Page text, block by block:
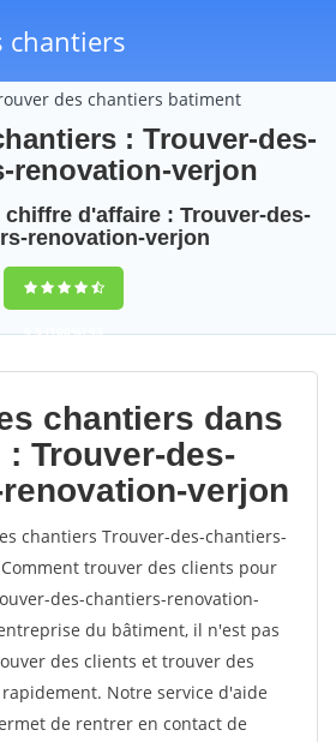
chantiers
des chantiers batiment
: Trouver-des-
renovation-verjon
d'affaire : Trouver-des-
renovation-verjon
9,5(100%)93
votes
chantiers dans
Trouver-des-
verjon
chantiers Trouver-des-chantiers-
trouver des clients pour
des-chantiers-renovation-
du bâtiment, il n'est pas
des clients et trouver des
Notre service d'aide
de rentrer en contact de